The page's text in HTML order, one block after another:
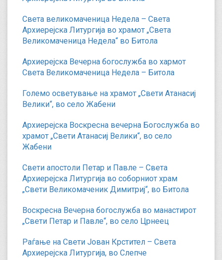
Света великомаченица Недела – Света
Архиерејска Литургија во храмот „Света
Великомаченица Недела“ во Битола
Архиерејска Вечерна богослужба во хармот
Света Великомаченица Недела – Битола
Големо осветување на храмот „Свети Атанасиј
Велики“, во село Жабени
Архиерејска Воскресна вечерна Богослужба во
храмот „Свети Атанасиј Велики“, во село
Жабени
Свети апостоли Петар и Павле – Света
Архиерејска Литургија во соборниот храм
„Свети Великомаченик Димитриј“, во Битола
Воскресна Вечерна богослужба во манастирот
„Свети Петар и Павле“, во село Црнеец
Раѓање на Свети Јован Крстител – Света
Архиерејска Литургија, во Слепче